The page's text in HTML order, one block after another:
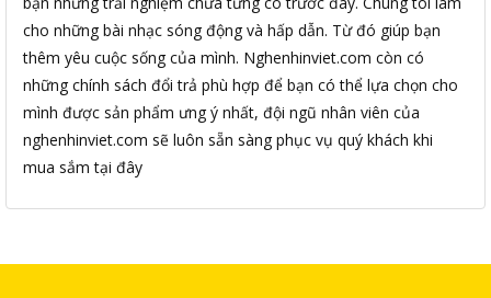
cho những bài nhạc sóng động và hấp dẫn. Từ đó giúp bạn
thêm yêu cuộc sống của mình. Nghenhinviet.com còn có
những chính sách đổi trả phù hợp để bạn có thể lựa chọn cho
mình được sản phẩm ưng ý nhất, đội ngũ nhân viên của
nghenhinviet.com sẽ luôn sẵn sàng phục vụ quý khách khi
mua sắm tại đây